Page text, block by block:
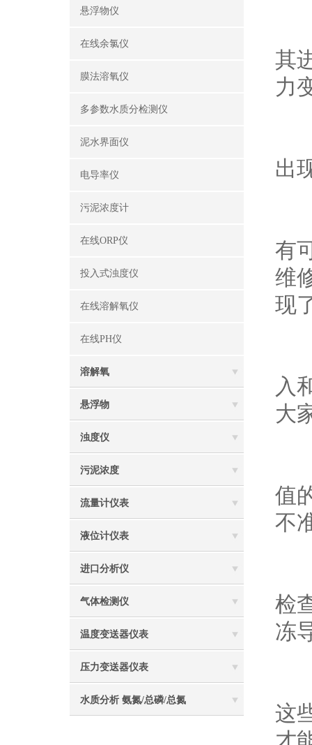
悬浮物仪
在线余氯仪
膜法溶氧仪
多参数水质分检测仪
泥水界面仪
电导率仪
污泥浓度计
在线ORP仪
投入式浊度仪
在线溶解氧仪
在线PH仪
溶解氧
悬浮物
浊度仪
污泥浓度
流量计仪表
液位计仪表
进口分析仪
气体检测仪
温度变送器仪表
压力变送器仪表
水质分析 氨氮/总磷/总氮
其
力
出
有
维
现
入
大
值
不
检
冻
这